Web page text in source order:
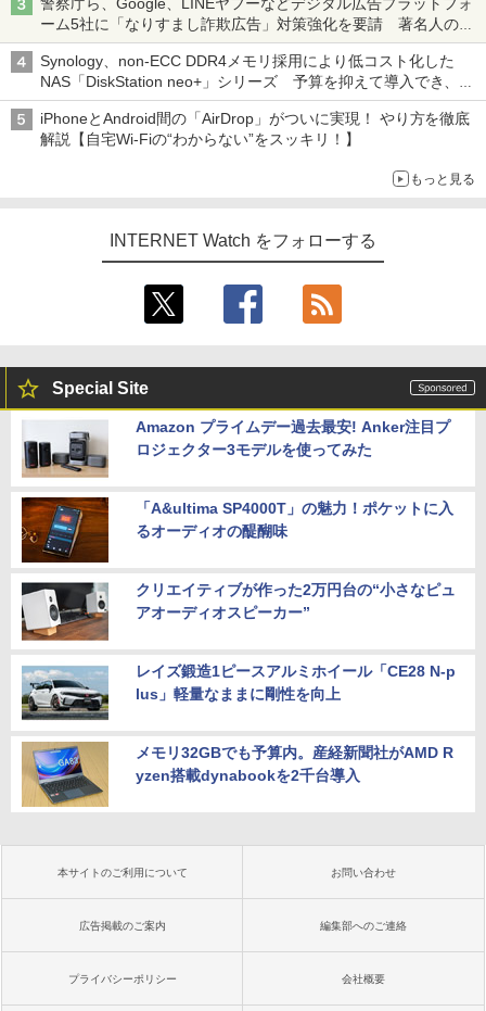
警察庁ら、Google、LINEヤフーなどデジタル広告プラットフォ
ーム5社に「なりすまし詐欺広告」対策強化を要請 著名人の写
真や映像を使った投資詐欺などへの対策として
Synology、non-ECC DDR4メモリ採用により低コスト化した
NAS「DiskStation neo+」シリーズ 予算を抑えて導入でき、
ECCメモリへのアップグレードも可能
iPhoneとAndroid間の「AirDrop」がついに実現！ やり方を徹底
解説【自宅Wi-Fiの“わからない”をスッキリ！】
もっと見る
INTERNET Watch をフォローする
Special Site
Amazon プライムデー過去最安! Anker注目プ
ロジェクター3モデルを使ってみた
「A&ultima SP4000T」の魅力！ポケットに入
るオーディオの醍醐味
クリエイティブが作った2万円台の“小さなピュ
アオーディオスピーカー”
レイズ鍛造1ピースアルミホイール「CE28 N-p
lus」軽量なままに剛性を向上
メモリ32GBでも予算内。産経新聞社がAMD R
yzen搭載dynabookを2千台導入
本サイトのご利用について お問い合わせ
広告掲載のご案内 編集部へのご連絡
プライバシーポリシー 会社概要